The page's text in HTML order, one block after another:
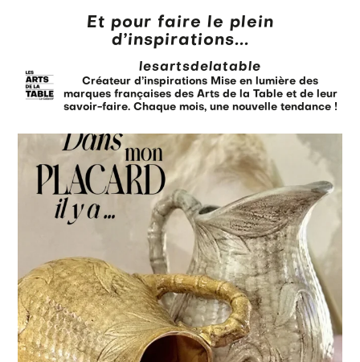
Et pour faire le plein
d’inspirations...
lesartsdelatable
Créateur d’inspirations Mise en lumière des
marques françaises des Arts de la Table et de leur
savoir-faire.Chaque mois, une nouvelle tendance !